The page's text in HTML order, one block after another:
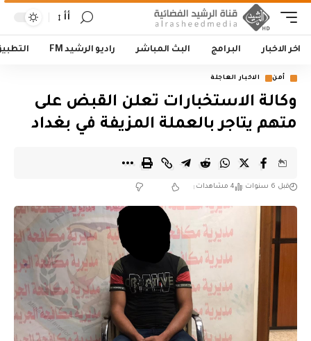
أأ
اخر الاخبار البرامج البث المباشر راديو الرشيد FM
أمن الاخبار العاجلة
وكالة الاستخبارات تعلن القبض على
متهم يتاجر بالعملة المزيفة في بغداد
قبل 6 سنوات 4 مشاهدات